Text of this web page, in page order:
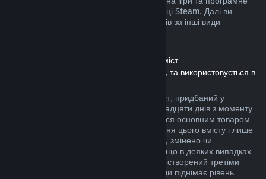
забезпечення, яке ви придбали у крамниці Steam. Далі ви
можете довідатися про повернення коштів за інші види
Повернення коштів за завантажуваний вміст
(Вміст, який доступний у крамниці Steam, та використовується в
Повернути кошти за завантажуваний вміст, придбаний у
крамниці Steam, можна протягом чотирнадцяти днів з моменту
придбання, за умови, що ви користувалися основним товаром
не більше двох годин з моменту придбання цього вмісту і лише
якщо його не було повністю використано, змінено чи
перенесено. Будь ласка, майте на увазі, що в деяких випадках
ми не можемо повернути кошти за вміст, створений третіми
особами (наприклад: якщо вміст назавжди піднімає рівень